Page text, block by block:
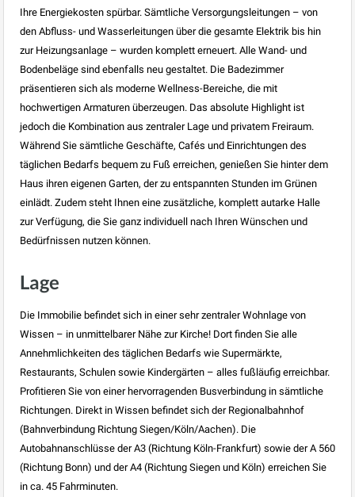
Ihre Energiekosten spürbar. Sämtliche Versorgungsleitungen – von
den Abfluss- und Wasserleitungen über die gesamte Elektrik bis hin
zur Heizungsanlage – wurden komplett erneuert. Alle Wand- und
Bodenbeläge sind ebenfalls neu gestaltet. Die Badezimmer
präsentieren sich als moderne Wellness-Bereiche, die mit
hochwertigen Armaturen überzeugen. Das absolute Highlight ist
jedoch die Kombination aus zentraler Lage und privatem Freiraum.
Während Sie sämtliche Geschäfte, Cafés und Einrichtungen des
täglichen Bedarfs bequem zu Fuß erreichen, genießen Sie hinter dem
Haus ihren eigenen Garten, der zu entspannten Stunden im Grünen
einlädt. Zudem steht Ihnen eine zusätzliche, komplett autarke Halle
zur Verfügung, die Sie ganz individuell nach Ihren Wünschen und
Bedürfnissen nutzen können.
Lage
Die Immobilie befindet sich in einer sehr zentraler Wohnlage von
Wissen – in unmittelbarer Nähe zur Kirche! Dort finden Sie alle
Annehmlichkeiten des täglichen Bedarfs wie Supermärkte,
Restaurants, Schulen sowie Kindergärten – alles fußläufig erreichbar.
Profitieren Sie von einer hervorragenden Busverbindung in sämtliche
Richtungen. Direkt in Wissen befindet sich der Regionalbahnhof
(Bahnverbindung Richtung Siegen/Köln/Aachen). Die
Autobahnanschlüsse der A3 (Richtung Köln-Frankfurt) sowie der A 560
(Richtung Bonn) und der A4 (Richtung Siegen und Köln) erreichen Sie
in ca. 45 Fahrminuten.